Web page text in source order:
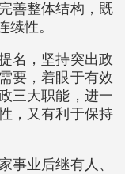
善整体结构，既
续性。
名，坚持突出政
要，着眼于有效
三大职能，进一
，又有利于保持
事业后继有人、